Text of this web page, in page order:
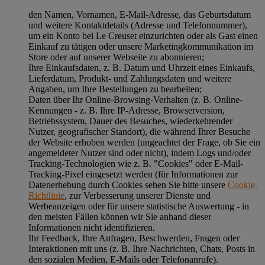
den Namen, Vornamen, E-Mail-Adresse, das Geburtsdatum
und weitere Kontaktdetails (Adresse und Telefonnummer),
um ein Konto bei Le Creuset einzurichten oder als Gast einen
Einkauf zu tätigen oder unsere Marketingkommunikation im
Store oder auf unserer Webseite zu abonnieren;
Ihre Einkaufsdaten, z. B. Datum und Uhrzeit eines Einkaufs,
Lieferdatum, Produkt- und Zahlungsdaten und weitere
Angaben, um Ihre Bestellungen zu bearbeiten;
Daten über Ihr Online-Browsing-Verhalten (z. B. Online-
Kennungen - z. B. Ihre IP-Adresse, Browserversion,
Betriebssystem, Dauer des Besuches, wiederkehrender
Nutzer, geografischer Standort), die während Ihrer Besuche
der Website erhoben werden (ungeachtet der Frage, ob Sie ein
angemeldeter Nutzer sind oder nicht), indem Logs und/oder
Tracking-Technologien wie z. B. "Cookies" oder E-Mail-
Tracking-Pixel eingesetzt werden (für Informationen zur
Datenerhebung durch Cookies sehen Sie bitte unsere Cookie-
Richtlinie, zur Verbesserung unserer Dienste und
Werbeanzeigen oder für unsere statistische Auswertung - in
den meisten Fällen können wir Sie anhand dieser
Informationen nicht identifizieren.
Ihr Feedback, Ihre Anfragen, Beschwerden, Fragen oder
Interaktionen mit uns (z. B. Ihre Nachrichten, Chats, Posts in
den sozialen Medien, E-Mails oder Telefonanrufe).